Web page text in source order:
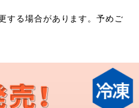
する場合があります。予めご